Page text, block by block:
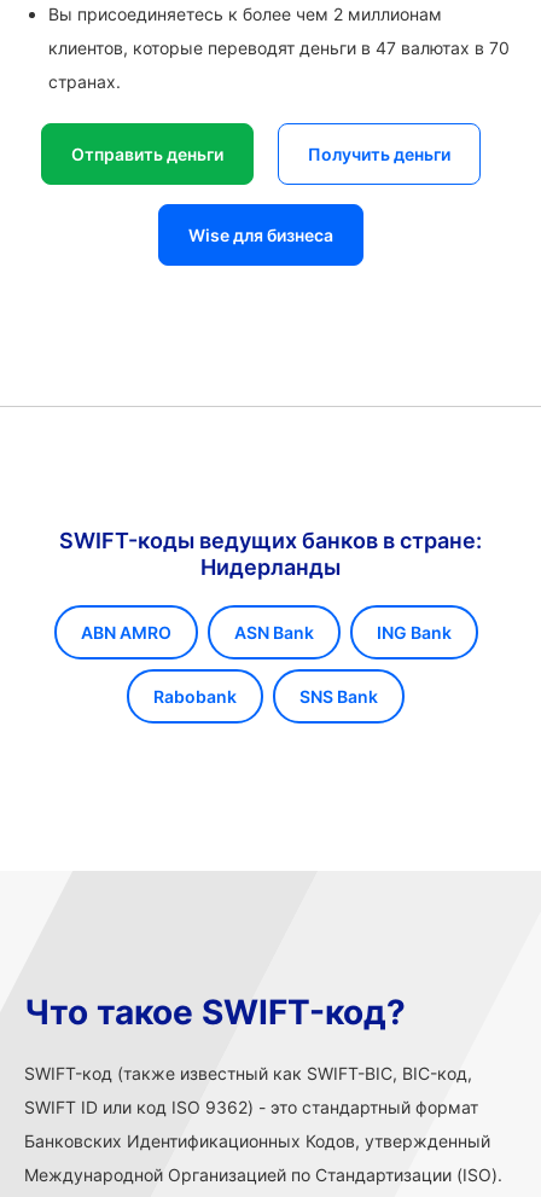
Вы присоединяетесь к более чем 2 миллионам
клиентов, которые переводят деньги в 47 валютах в 70
странах.
Отправить деньги Получить деньги
Wise для бизнеса
SWIFT-коды ведущих банков в стране:
Нидерланды
ABN AMRO ASN Bank ING Bank
Rabobank SNS Bank
Что такое SWIFT-код?
SWIFT-код (также известный как SWIFT-BIC, BIC-код,
SWIFT ID или код ISO 9362) - это стандартный формат
Банковских Идентификационных Кодов, утвержденный
Международной Организацией по Стандартизации (ISO).